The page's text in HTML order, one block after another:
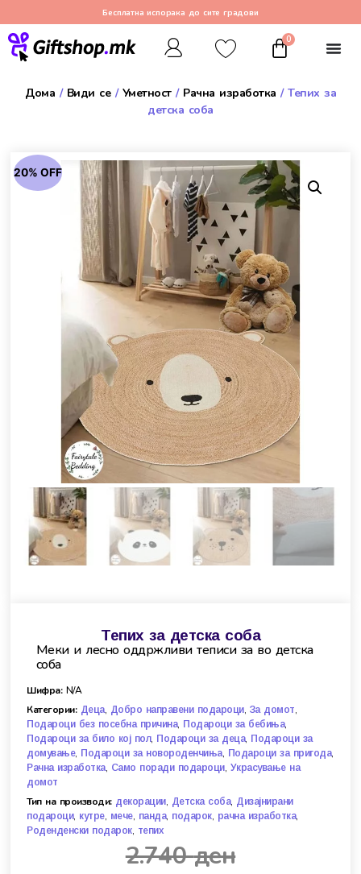
Бесплатна испорака до сите градови
0
Дома / Види се/ Уметност/ Рачна изработка / Тепих за
детска соба
20% OFF
Тепих за детска соба
Меки и лесно оддржливи теписи за во детска
соба
Шифра: N/A
Категории: Деца, Добро направени подароци, За домот,
Подароци без посебна причина, Подароци за бебиња,
Подароци за било кој пол, Подароци за деца, Подароци за
домување, Подароци за новороденчиња, Подароци за пригода,
Рачна изработка, Само поради подароци, Украсување на
домот
Тип на производи: декорации, Детска соба, Дизајнирани
подароци, кутре, мече, панда, подарок, рачна изработка,
Роденденски подарок, тепих
2.740ден